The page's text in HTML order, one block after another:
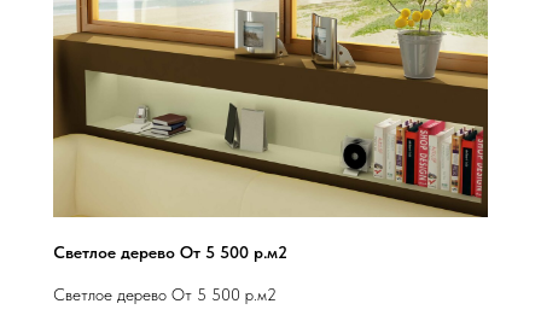
Светлое дерево От 5 500 р.м2
Светлое дерево От 5 500 р.м2